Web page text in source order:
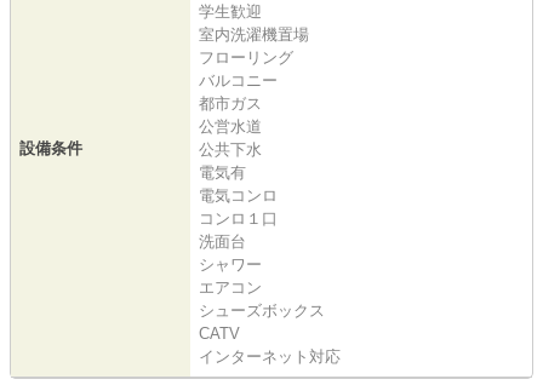
設備条件
学生歓迎
室内洗濯機置場
フローリング
バルコニー
都市ガス
公営水道
公共下水
電気有
電気コンロ
コンロ１口
洗面台
シャワー
エアコン
シューズボックス
CATV
インターネット対応